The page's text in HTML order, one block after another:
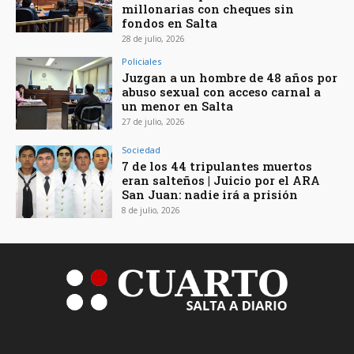
millonarias con cheques sin
fondos en Salta
28 de julio, 2026
Policiales
Juzgan a un hombre de 48 años por
abuso sexual con acceso carnal a
un menor en Salta
27 de julio, 2026
Sociedad
7 de los 44 tripulantes muertos
eran salteños | Juicio por el ARA
San Juan: nadie irá a prisión
8 de julio, 2026